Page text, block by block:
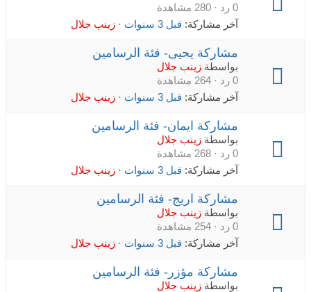
0 رد · 280 مشاهدة
آخر مشاركة: قبل 3 سنوات · زينب جلال
مشاركة يحيى- فئة الرسامين
بواسطة زينب جلال
0 رد · 264 مشاهدة
آخر مشاركة: قبل 3 سنوات · زينب جلال
مشاركة ايمان- فئة الرسامين
بواسطة زينب جلال
0 رد · 268 مشاهدة
آخر مشاركة: قبل 3 سنوات · زينب جلال
مشاركة اريج- فئة الرسامين
بواسطة زينب جلال
0 رد · 254 مشاهدة
آخر مشاركة: قبل 3 سنوات · زينب جلال
مشاركة مؤزر- فئة الرسامين
بواسطة زينب جلال